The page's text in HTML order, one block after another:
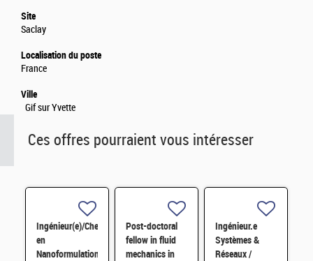
Site
Saclay
Localisation du poste
France
Ville
Gif sur Yvette
Ces offres pourraient vous intéresser
Ingénieur(e)/Chercheur(se)
en
Nanoformulation
Post-doctoral
fellow in fluid
mechanics in
Ingénieur.e
Systèmes &
Réseaux /